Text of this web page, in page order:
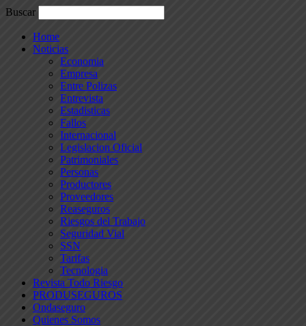
Buscar
Home
Noticias
Economia
Empresa
Entre Polizas
Entrevista
Estadisticas
Fallos
Internacional
Legislacion Oficial
Patrimoniales
Personas
Productores
Proveedores
Reaseguros
Riesgos del Trabajo
Seguridad Vial
SSN
Tarifas
Tecnologia
Revista Todo Riesgo
PRODUSEGUROS
Ondaseguro
Quienes Somos